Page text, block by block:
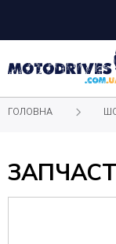
ГОЛОВНА